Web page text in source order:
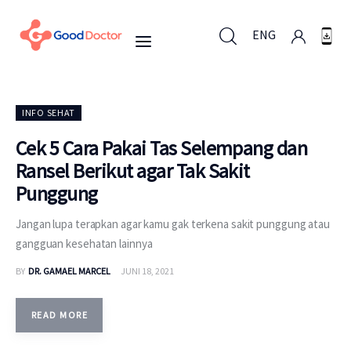
ENG
Untuk Bisnis
Untuk Anda
Mengapa Good Doctor
Berita
Layanan
INFO SEHAT
Cek 5 Cara Pakai Tas Selempang dan
Ransel Berikut agar Tak Sakit
Punggung
Jangan lupa terapkan agar kamu gak terkena sakit punggung atau
gangguan kesehatan lainnya
BY DR. GAMAEL MARCEL JUNI 18, 2021
READ MORE